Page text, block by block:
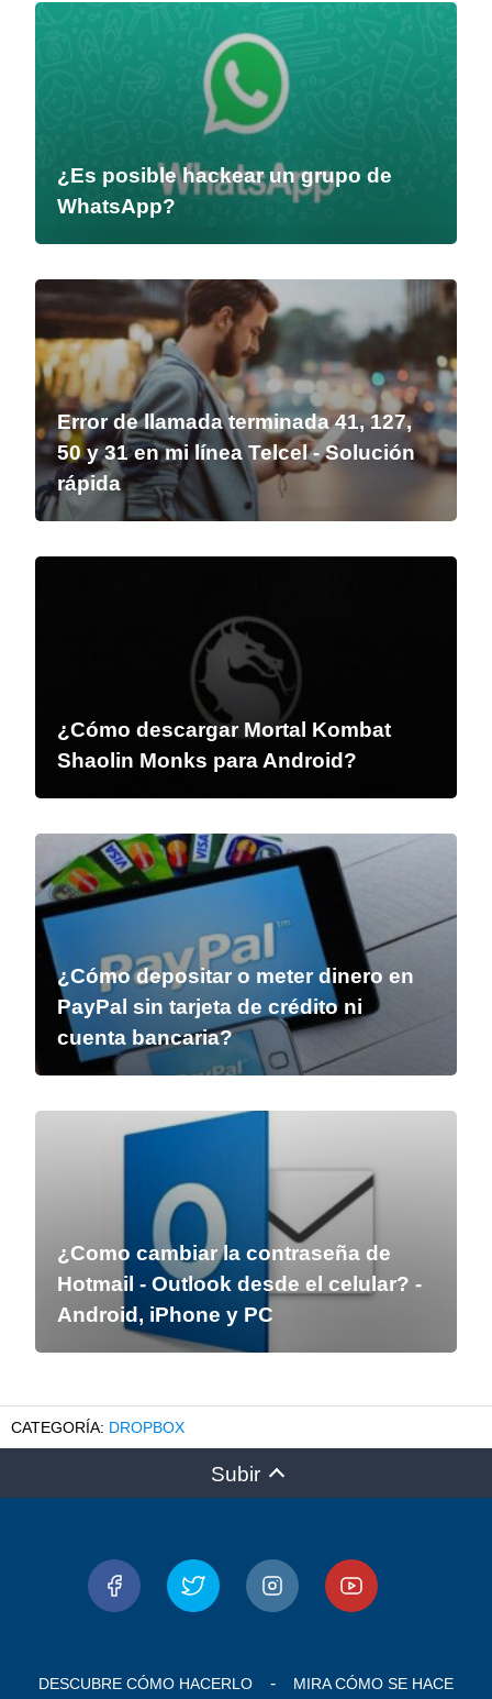
¿Es posible hackear un grupo de
WhatsApp?
Error de llamada terminada 41, 127,
50 y 31 en mi línea Telcel - Solución
rápida
¿Cómo descargar Mortal Kombat
Shaolin Monks para Android?
¿Cómo depositar o meter dinero en
PayPal sin tarjeta de crédito ni
cuenta bancaria?
¿Como cambiar la contraseña de
Hotmail - Outlook desde el celular? -
Android, iPhone y PC
DROPBOX
Subir
DESCUBRE CÓMO HACERLO MIRA CÓMO SE HACE